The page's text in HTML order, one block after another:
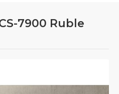
7900 Ruble